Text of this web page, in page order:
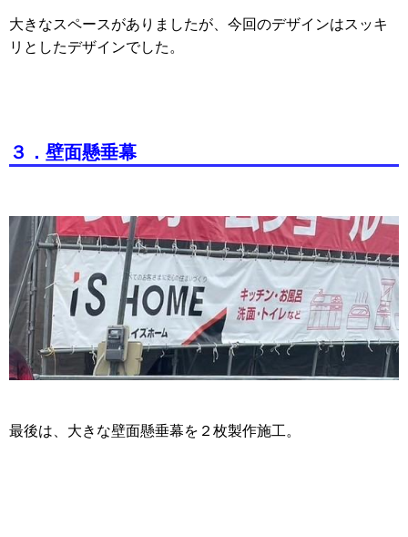
大きなスペースがありましたが、今回のデザインはスッキ
リとしたデザインでした。
３．壁面懸垂幕
最後は、大きな壁面懸垂幕を２枚製作施工。